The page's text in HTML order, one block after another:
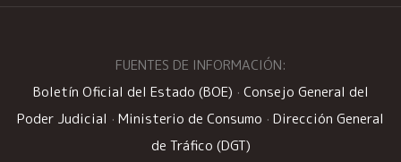
FUENTES DE INFORMACIÓN:
Boletín Oficial del Estado (BOE) · Consejo General del
Poder Judicial · Ministerio de Consumo · Dirección General
de Tráfico (DGT)